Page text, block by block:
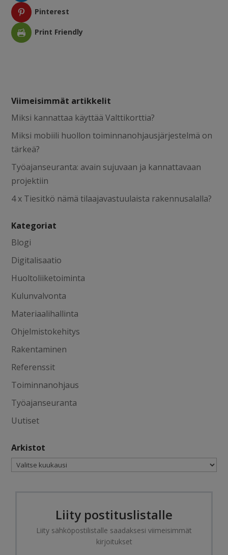
Pinterest
Print Friendly
Viimeisimmät artikkelit
Miksi kannattaa käyttää Valttikorttia?
Miksi mobiili huollon toiminnanohjausjärjestelmä on
tärkeä?
Työajanseuranta: avain sujuvaan ja kannattavaan
projektiin
4 x Tiesitkö nämä tilaajavastuulaista rakennusalalla?
Kategoriat
Blogi
Digitalisaatio
Huoltoliiketoiminta
Kulunvalvonta
Materiaalihallinta
Ohjelmistokehitys
Rakentaminen
Referenssit
Toiminnanohjaus
Työajanseuranta
Uutiset
Arkistot
Arkistot
Liity postituslistalle
Liity sähköpostilistalle saadaksesi viimeisimmät
kirjoitukset